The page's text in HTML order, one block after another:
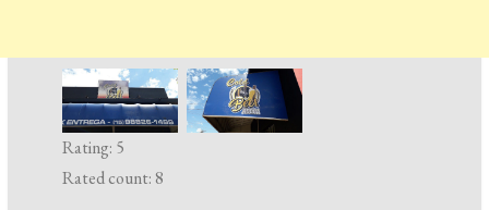
Rating: 5
Rated count: 8